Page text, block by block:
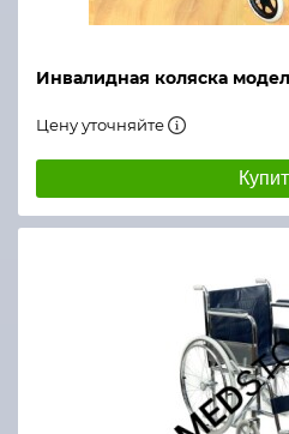
Инвалидная коляска
Цену уточняйте